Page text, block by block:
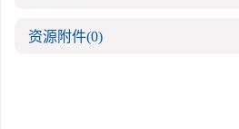
资源附件(0)